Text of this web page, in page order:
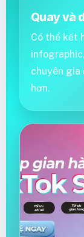
Quay và
Có thể kết
chuyên gia
hơn.